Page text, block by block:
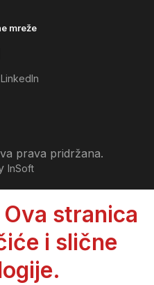
mreže
prava pridržana.
InSoft
stranica
i slične